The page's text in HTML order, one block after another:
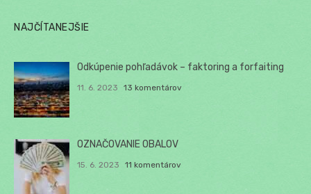
NAJČÍTANEJŠIE
Odkúpenie pohľadávok – faktoring a forfaiting
11. 6. 2023 13 komentárov
OZNAČOVANIE OBALOV
15. 6. 2023 11 komentárov